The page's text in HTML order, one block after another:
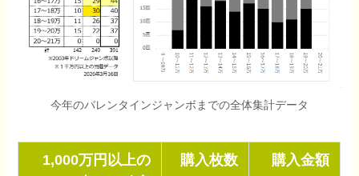
今年のバレンタインジャンボまでの全体集計データ
1,000万円以上の
購入枚数 購入金額